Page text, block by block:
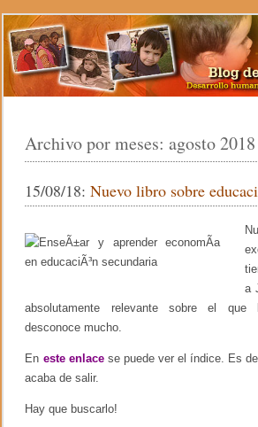
Archivo por meses:agosto 2018
15/08/18:Nuevo libro sobre
a
absolutamente relevante sobre el que
desconoce mucho.
En este enlacese puede ver el índice. Es
acaba de salir.
Hay que buscarlo!